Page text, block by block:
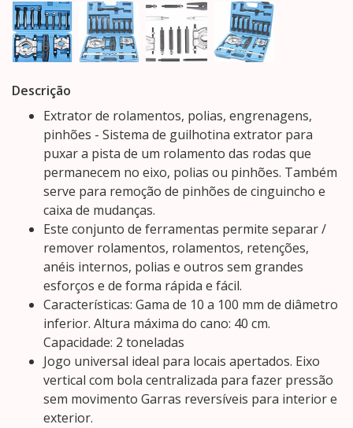
Descrição
Extrator de rolamentos, polias, engrenagens,
pinhões - Sistema de guilhotina extrator para
puxar a pista de um rolamento das rodas que
permanecem no eixo, polias ou pinhões. Também
serve para remoção de pinhões de cinguincho e
caixa de mudanças.
Este conjunto de ferramentas permite separar /
remover rolamentos, rolamentos, retenções,
anéis internos, polias e outros sem grandes
esforços e de forma rápida e fácil.
Características: Gama de 10 a 100 mm de diâmetro
inferior. Altura máxima do cano: 40 cm.
Capacidade: 2 toneladas
Jogo universal ideal para locais apertados. Eixo
vertical com bola centralizada para fazer pressão
sem movimento Garras reversíveis para interior e
exterior.